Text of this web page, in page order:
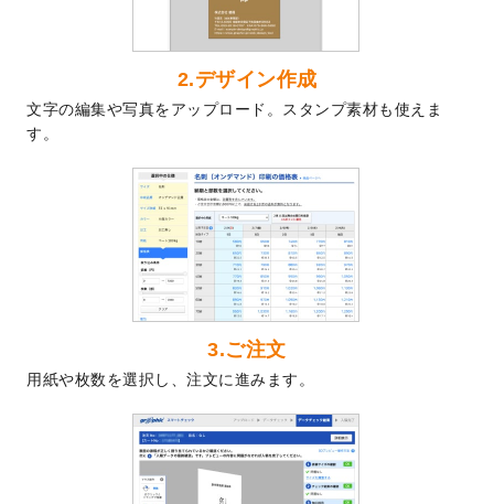
暑中見舞いのデザインテンプレート
しました。
メッセージカードのデザインテンプレート
を追加しました。
2024/6/14
エコノミータイプののぼりが作成できるよ
うになりました！
【新商品】のぼり
が作成できるようになり
ました！
DMのデザインテンプレートを追加しまし
た。
【新商品】ステッカー
なりました！
2024年版4月始まりのカレンダーデザイン
テンプレートを公開いたしました。
2024年辰年の年賀ポスターデザインテンプ
レート
を公開いたしました。
2.デザイン作成
文字の編集や写真をアップロード。スタンプ素材も使えま
す。
3.ご注文
用紙や枚数を選択し、注文に進みます。